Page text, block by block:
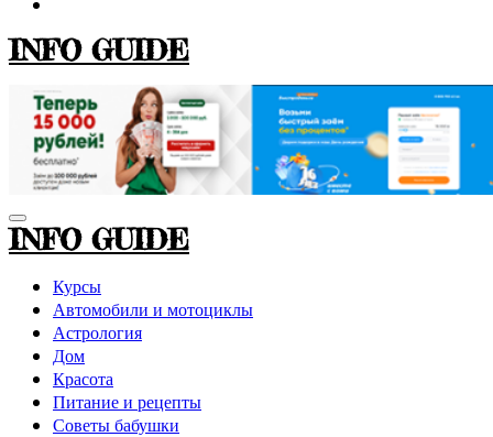
INFO GUIDE
INFO GUIDE
Курсы
Автомобили и мотоциклы
Астрология
Дом
Красота
Питание и рецепты
Советы бабушки